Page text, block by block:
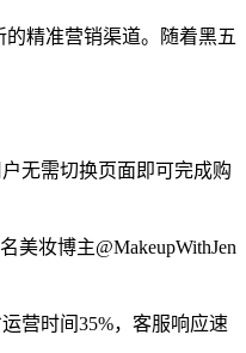
精准营销渠道。随着黑五
无需切换页面即可完成购
妆博主@MakeupWithJen
营时间35%，客服响应速